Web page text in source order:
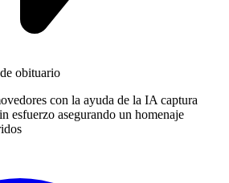
obituario
con la ayuda de la IA captura
esfuerzo asegurando un homenaje